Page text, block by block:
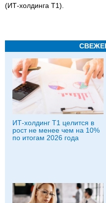
(ИТ-холдинга Т1).
ИТ-холдинг Т1 целится в
рост не менее чем на 10%
по итогам 2026 года